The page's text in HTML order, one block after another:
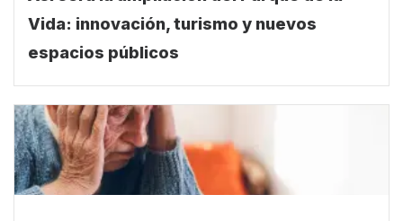
Vida: innovación, turismo y nuevos
espacios públicos